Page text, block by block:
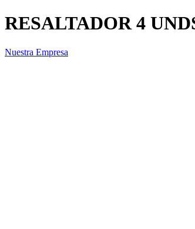
RESALTADOR 4
Nuestra Empresa